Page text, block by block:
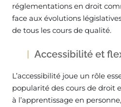
réglementations en droit
face aux évolutions
de tous les cours de qualité.
Accessibilité et
L’accessibilité joue un rôle
popularité des cours de droit
à l’apprentissage en